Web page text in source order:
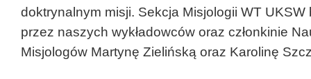
doktrynalnym misji. Sekcja Misjologii WT UKSW
przez naszych wykładowców oraz członkinie
Misjologów Martynę Zielińską oraz Karolinę